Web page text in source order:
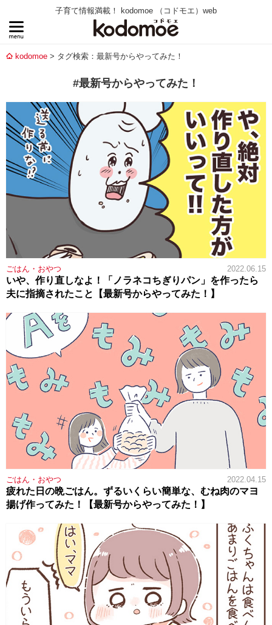
子育て情報満載！ kodomoe （コドモエ）web
kodomoe タグ検索：最新号からやってみた！
#最新号からやってみた！
ごはん・おやつ 2022.06.15
いや、作り直しなよ！「ノラネコちぎりパン」を作ったら
夫に指摘されたこと【最新号からやってみた！】
ごはん・おやつ 2022.04.15
疲れた日の晩ごはん。ずるいくらい簡単な、むね肉のマヨ
揚げ作ってみた！【最新号からやってみた！】